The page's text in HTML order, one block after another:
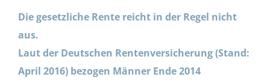
Die gesetzliche Rente reicht in der Regel nicht
aus.
Laut der Deutschen Rentenversicherung (Stand:
April 2016) bezogen Männer Ende 2014